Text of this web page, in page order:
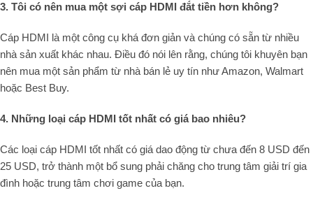
3. Tôi có nên mua một sợi cáp HDMI đắt tiền hơn không?
Cáp HDMI là một công cụ khá đơn giản và chúng có sẵn từ nhiều
nhà sản xuất khác nhau. Điều đó nói lên rằng, chúng tôi khuyên bạn
nên mua một sản phẩm từ nhà bán lẻ uy tín như Amazon, Walmart
hoặc Best Buy.
4. Những loại cáp HDMI tốt nhất có giá bao nhiêu?
Các loại cáp HDMI tốt nhất có giá dao động từ chưa đến 8 USD đến
25 USD, trở thành một bổ sung phải chăng cho trung tâm giải trí gia
đình hoặc trung tâm chơi game của bạn.